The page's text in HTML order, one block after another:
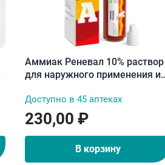
Аммиак Реневал 10% раствор
для наружного применения и
Доступно в 45 аптеках
230,00 ₽
В корзину